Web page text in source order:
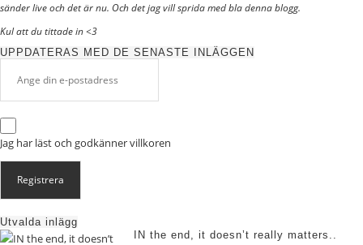
sänder live och det är nu. Och det jag vill sprida med bla denna blogg.
Kul att du tittade in <3
UPPDATERAS MED DE SENASTE INLÄGGEN
Jag har läst och godkännervillkoren
Utvalda inlägg
IN the end, it doesn’t really matters..